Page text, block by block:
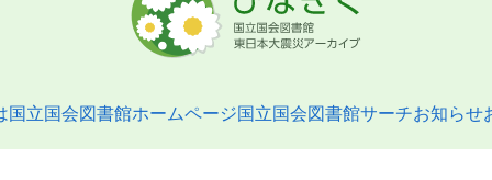
国立国会図書館ホームページ国立国会図書館サーチお知らせ